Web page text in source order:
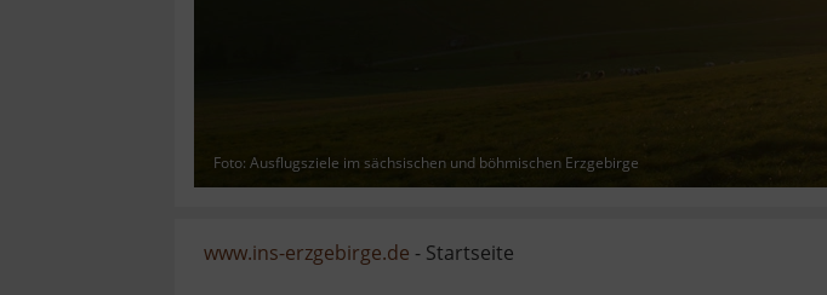
Foto: Ausflugsziele im sächsischen und böhmischen Erzgebirge
www.ins-erzgebirge.de - Startseite